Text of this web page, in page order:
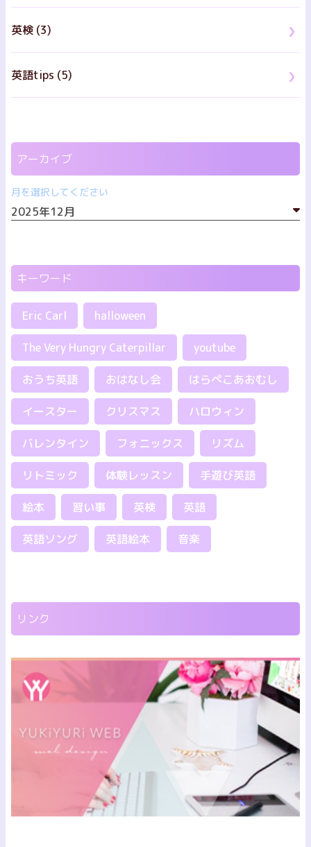
英検 (3)
英語tips (5)
アーカイブ
月を選択してください
キーワード
Eric Carl halloween
The Very Hungry Caterpillar youtube
おうち英語 おはなし会 はらぺこあおむし
イースター クリスマス ハロウィン
バレンタイン フォニックス リズム
リトミック 体験レッスン 手遊び英語
絵本 習い事 英検 英語
英語ソング 英語絵本 音楽
リンク